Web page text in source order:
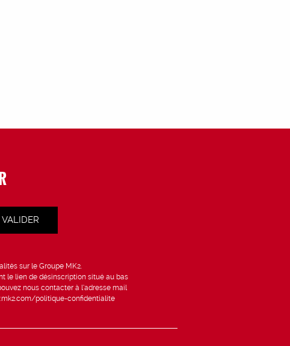
VALIDER
sur le Groupe MK2.
le lien de désinscription situé au bas
nous contacter à l’adresse mail
politique-confidentialite